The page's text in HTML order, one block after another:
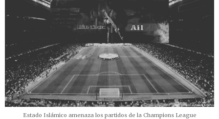
Estado Islámico amenaza los partidos de la Champions League